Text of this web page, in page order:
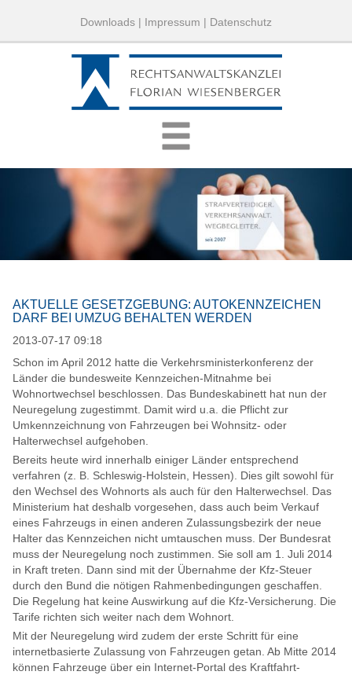
Downloads | Impressum | Datenschutz
AKTUELLE GESETZGEBUNG: AUTOKENNZEICHEN
DARF BEI UMZUG BEHALTEN WERDEN
2013-07-17 09:18
Schon im April 2012 hatte die Verkehrsministerkonferenz der
Länder die bundesweite Kennzeichen-Mitnahme bei
Wohnortwechsel beschlossen. Das Bundeskabinett hat nun der
Neuregelung zugestimmt. Damit wird u.a. die Pflicht zur
Umkennzeichnung von Fahrzeugen bei Wohnsitz- oder
Halterwechsel aufgehoben.
Bereits heute wird innerhalb einiger Länder entsprechend
verfahren (z. B. Schleswig-Holstein, Hessen). Dies gilt sowohl für
den Wechsel des Wohnorts als auch für den Halterwechsel. Das
Ministerium hat deshalb vorgesehen, dass auch beim Verkauf
eines Fahrzeugs in einen anderen Zulassungsbezirk der neue
Halter das Kennzeichen nicht umtauschen muss. Der Bundesrat
muss der Neuregelung noch zustimmen. Sie soll am 1. Juli 2014
in Kraft treten. Dann sind mit der Übernahme der Kfz-Steuer
durch den Bund die nötigen Rahmenbedingungen geschaffen.
Die Regelung hat keine Auswirkung auf die Kfz-Versicherung. Die
Tarife richten sich weiter nach dem Wohnort.
Mit der Neuregelung wird zudem der erste Schritt für eine
internetbasierte Zulassung von Fahrzeugen getan. Ab Mitte 2014
können Fahrzeuge über ein Internet-Portal des Kraftfahrt-